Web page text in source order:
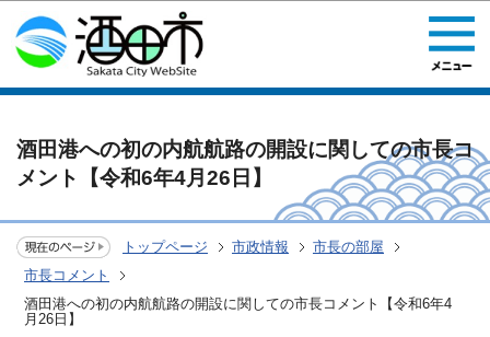
このページの本文へ移動
酒田港への初の内航航路の開設に関しての市長コ
メント【令和6年4月26日】
トップページ 市政情報
市長の部屋
市長コメント
酒田港への初の内航航路の開設に関しての市長コメント【令和6年4
月26日】